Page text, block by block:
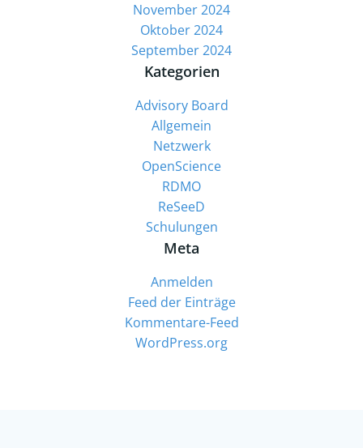
November 2024
Oktober 2024
September 2024
Kategorien
Advisory Board
Allgemein
Netzwerk
OpenScience
RDMO
ReSeeD
Schulungen
Meta
Anmelden
Feed der Einträge
Kommentare-Feed
WordPress.org